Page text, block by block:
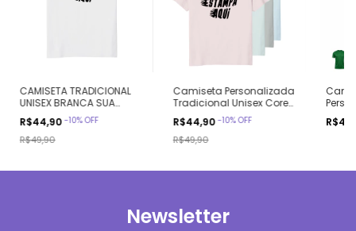
CAMISETA TRADICIONAL
UNISEX BRANCA SUA
ESTAMPA AQUI Ref 810108
R$44,90 -10%OFF
R$49,90
Camiseta Personalizada
Tradicional Unisex Cores
Claras
R$44,90 -10%OFF
R$49,90
Newsletter